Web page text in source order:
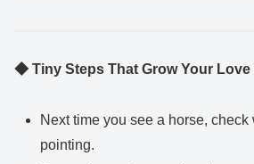
◆ Tiny Steps That Grow Your
Next time you see a horse,
pointing.